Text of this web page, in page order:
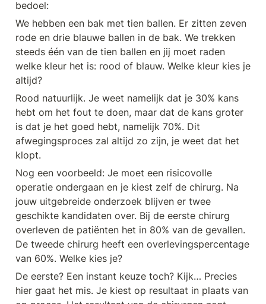
bedoel:
We hebben een bak met tien ballen. Er zitten zeven
rode en drie blauwe ballen in de bak. We trekken
steeds één van de tien ballen en jij moet raden
welke kleur het is: rood of blauw. Welke kleur kies je
altijd?
Rood natuurlijk. Je weet namelijk dat je 30% kans
hebt om het fout te doen, maar dat de kans groter
is dat je het goed hebt, namelijk 70%. Dit
afwegingsproces zal altijd zo zijn, je weet dat het
klopt.
Nog een voorbeeld: Je moet een risicovolle
operatie ondergaan en je kiest zelf de chirurg. Na
jouw uitgebreide onderzoek blijven er twee
geschikte kandidaten over. Bij de eerste chirurg
overleven de patiënten het in 80% van de gevallen.
De tweede chirurg heeft een overlevingspercentage
van 60%. Welke kies je?
De eerste? Een instant keuze toch? Kijk… Precies
hier gaat het mis. Je kiest op resultaat in plaats van